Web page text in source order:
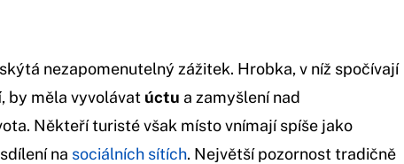
nezapomenutelný zážitek. Hrobka, v níž spočívají
, by měla vyvolávat úctu a zamyšlení nad
Někteří turisté však místo vnímají spíše jako
na sociálních sítích. Největší pozornost tradičně